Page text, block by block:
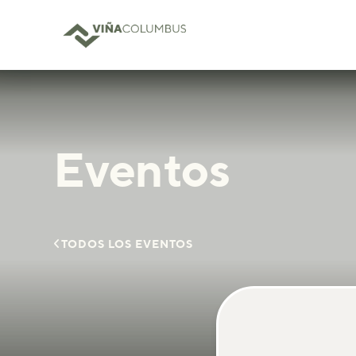
Eventos
TODOS LOS EVENTOS